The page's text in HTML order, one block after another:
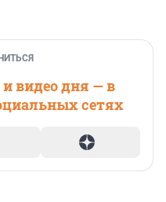
видео дня — в
сетях